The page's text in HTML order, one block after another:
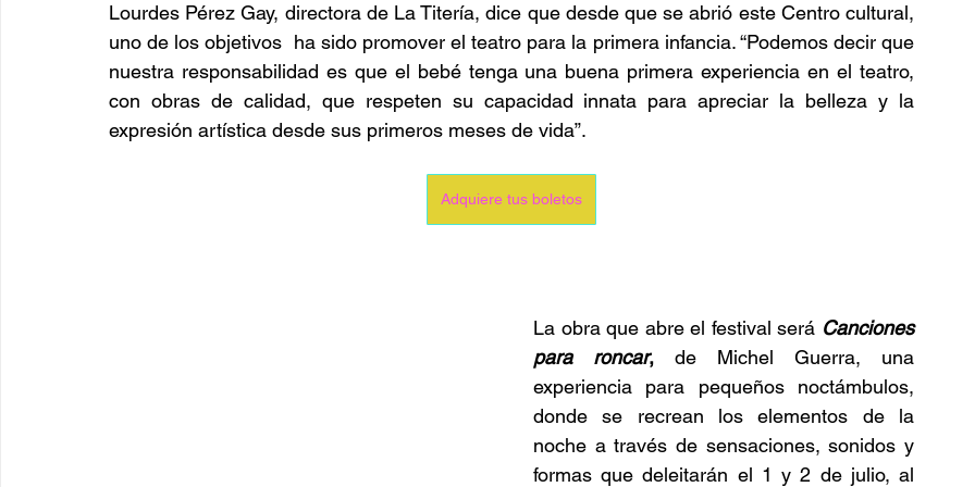
Lourdes Pérez Gay, directora de La Titería, dice que desde que se abrió este Centro cultural,
uno de los objetivos  ha sido promover el teatro para la primera infancia. “Podemos decir que
nuestra responsabilidad es que el bebé tenga una buena primera experiencia en el teatro,
con obras de calidad, que respeten su capacidad innata para apreciar la belleza y la
expresión artística desde sus primeros meses de vida”.
Adquiere tus boletos
La obra que abre el festival será Canciones
para roncar, de Michel Guerra, una
experiencia para pequeños noctámbulos,
donde se recrean los elementos de la
noche a través de sensaciones, sonidos y
formas que deleitarán el 1 y 2 de julio, al